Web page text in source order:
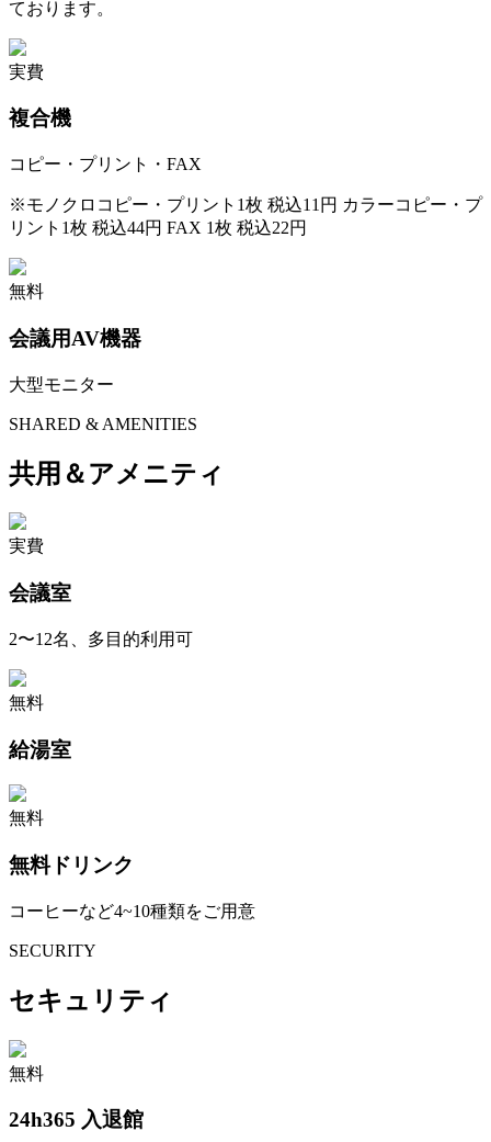
ております。
実費
複合機
コピー・プリント・FAX
※モノクロコピー・プリント1枚 税込11円 カラーコピー・プ
リント1枚 税込44円 FAX 1枚 税込22円
無料
会議用AV機器
大型モニター
SHARED & AMENITIES
共用＆アメニティ
実費
会議室
2〜12名、多目的利用可
無料
給湯室
無料
無料ドリンク
コーヒーなど4~10種類をご用意
SECURITY
セキュリティ
無料
24h365 入退館